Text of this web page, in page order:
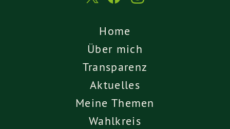
Home
Über mich
Transparenz
Aktuelles
Meine Themen
Wahlkreis